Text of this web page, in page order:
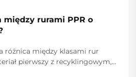
między rurami PPR o
różnica między klasami rur
pierwszy z recyklingowym,